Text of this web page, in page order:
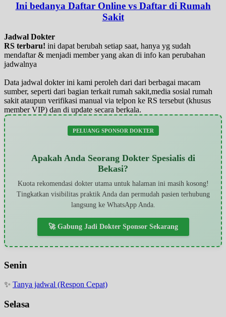
Ini bedanya Daftar Online vs Daftar di Rumah
Sakit
Jadwal Dokter
RS terbaru! ini dapat berubah setiap saat, hanya yg sudah
mendaftar & menjadi member yang akan di info kan perubahan
jadwalnya
Data jadwal dokter ini kami peroleh dari dari berbagai macam
sumber, seperti dari bagian terkait rumah sakit,media sosial rumah
sakit ataupun verifikasi manual via telpon ke RS tersebut (khusus
member VIP) dan di update secara berkala.
PELUANG SPONSOR DOKTER
Apakah Anda Seorang Dokter Spesialis di
Bekasi?
Kuota rekomendasi dokter utama untuk halaman ini masih kosong!
Tingkatkan visibilitas praktik Anda dan permudah pasien terhubung
langsung ke WhatsApp Anda.
🚀 Gabung Jadi Dokter Sponsor Sekarang
Senin
✨ Tanya jadwal (Respon Cepat)
Selasa